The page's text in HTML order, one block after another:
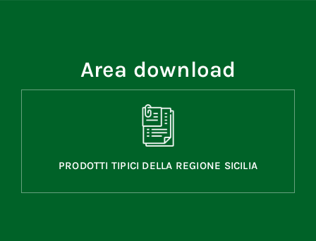
Area download
PRODOTTI TIPICI DELLA REGIONE SICILIA